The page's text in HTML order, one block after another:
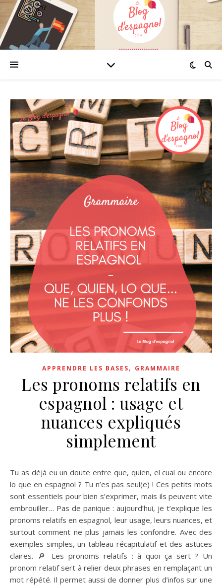
APPRENDRE LES BASES, GRAMMAIRE
Les pronoms relatifs en
espagnol : usage et
nuances expliqués
simplement
Tu as déjà eu un doute entre que, quien, el cual ou encore
lo que en espagnol ? Tu n’es pas seul(e) ! Ces petits mots
sont essentiels pour bien s’exprimer, mais ils peuvent vite
embrouiller… Pas de panique : aujourd’hui, je t’explique les
pronoms relatifs en espagnol, leur usage, leurs nuances, et
surtout comment ne plus jamais les confondre. Avec des
exemples simples, un tableau récapitulatif et des astuces
claires. 🔎 Les pronoms relatifs : à quoi ça sert ? Un
pronom relatif sert à relier deux phrases en remplaçant un
mot répété. Il permet aussi de donner plus d’infos sur une